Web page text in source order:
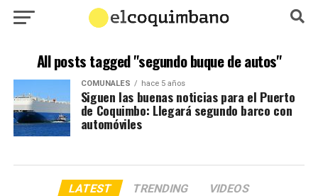
All posts tagged "segundo buque de autos"
COMUNALES hace 5 años
Siguen las buenas noticias para el Puerto
de Coquimbo: Llegará segundo barco con
automóviles
LATEST TRENDING VIDEOS